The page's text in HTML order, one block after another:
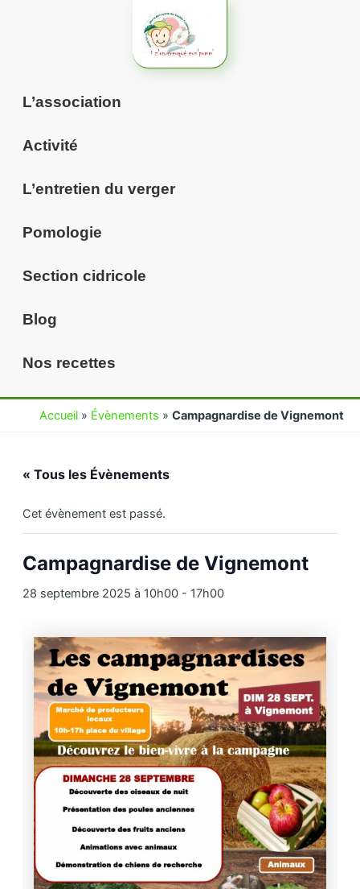
L’association
Activité
L’entretien du verger
Pomologie
Section cidricole
Blog
Nos recettes
Accueil » Évènements » Campagnardise de Vignemont
« Tous les Évènements
Cet évènement est passé.
Campagnardise de Vignemont
28 septembre 2025 à 10h00- 17h00